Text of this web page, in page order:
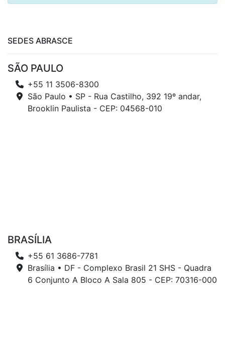
SEDES ABRASCE
SÃO PAULO
+55 11 3506-8300
São Paulo • SP - Rua Castilho, 392 19º andar,
Brooklin Paulista - CEP: 04568-010
BRASÍLIA
+55 61 3686-7781
Brasília • DF - Complexo Brasil 21 SHS - Quadra
6 Conjunto A Bloco A Sala 805 - CEP: 70316-000